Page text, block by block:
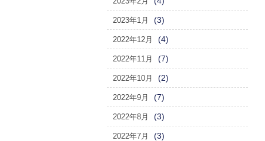
2023年1月 (3)
2022年12月 (4)
2022年11月 (7)
2022年10月 (2)
2022年9月 (7)
2022年8月 (3)
2022年7月 (3)